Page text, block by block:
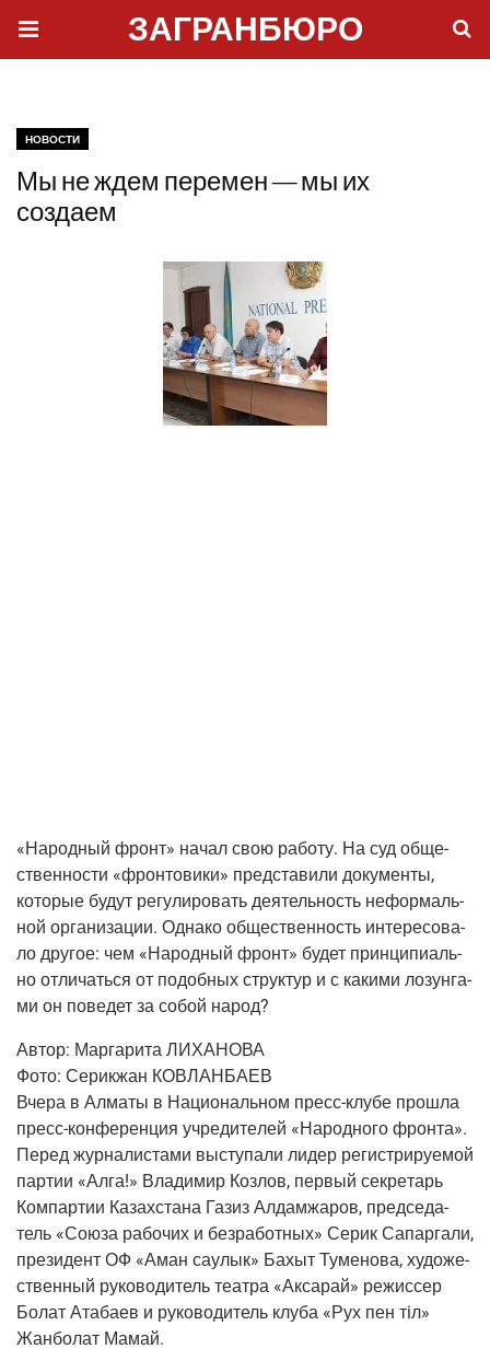
ЗАГРАНБЮРО
НОВОСТИ
Мы не ждем перемен — мы их
создаем
«Народ­ный фронт» начал свою рабо­ту. На суд обще­
ствен­но­сти «фрон­то­ви­ки» пред­ста­ви­ли доку­мен­ты,
кото­рые будут регу­ли­ро­вать дея­тель­ность нефор­маль­
ной орга­ни­за­ции. Одна­ко обще­ствен­ность инте­ре­со­ва­
ло дру­гое: чем «Народ­ный фронт» будет прин­ци­пи­аль­
но отли­чать­ся от подоб­ных струк­тур и с каки­ми лозун­га­
ми он пове­дет за собой народ?
Автор: Мар­га­ри­та ЛИХАНОВА
Фото: Сери­к­жан КОВЛАНБАЕВ
Вче­ра в Алма­ты в Наци­о­наль­ном пресс-клу­бе про­шла
пресс-кон­фе­рен­ция учре­ди­те­лей «Народ­но­го фрон­та».
Перед жур­на­ли­ста­ми высту­па­ли лидер реги­стри­ру­е­мой
пар­тии «Алга!» Вла­ди­мир Коз­лов, пер­вый сек­ре­тарь
Ком­пар­тии Казах­ста­на Газиз Алдам­жа­ров, пред­се­да­
тель «Сою­за рабо­чих и без­ра­бот­ных» Серик Сапар­га­ли,
пре­зи­дент ОФ «Аман саулык» Бахыт Туме­но­ва, худо­же­
ствен­ный руко­во­ди­тель теат­ра «Акса­рай» режис­сер
Болат Ата­ба­ев и руко­во­ди­тель клу­ба «Рух пен тiл»
Жан­бо­лат Мамай.